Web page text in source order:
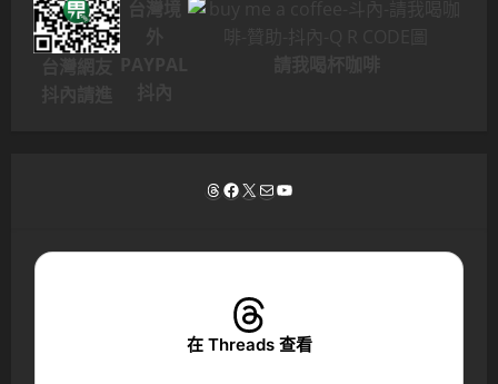
Threads
Facebook
X 電子郵件YouTube
在 Threads 查看